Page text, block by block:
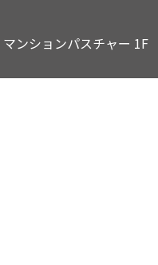
マンションパスチャー 1F